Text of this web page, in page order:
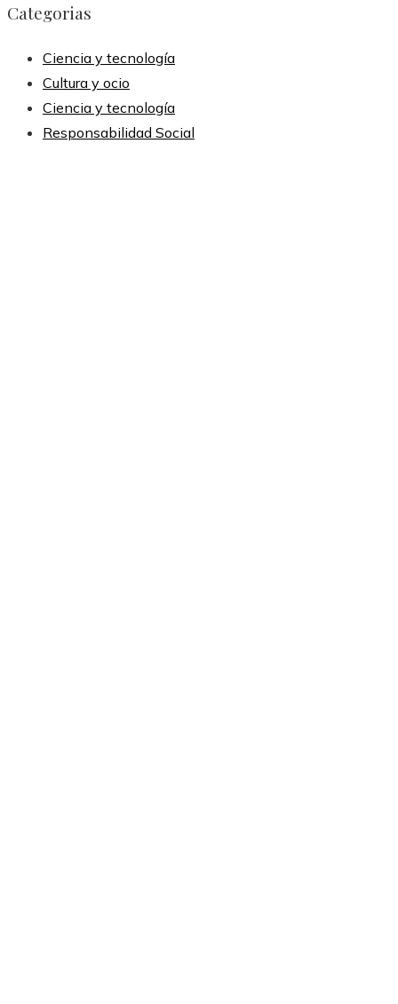
Categorias
Ciencia y tecnología
Cultura y ocio
Ciencia y tecnología
Responsabilidad Social